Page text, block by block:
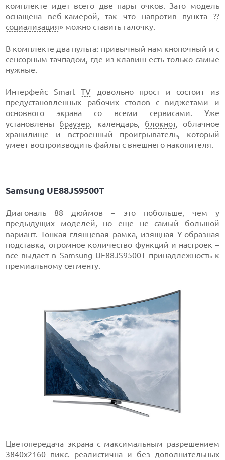
комплекте идет всего две пары очков. Зато модель
оснащена веб-камерой, так что напротив пункта ??
социализация» можно ставить галочку.
В комплекте два пульта: привычный нам кнопочный и с
сенсорнымтачпадом, где из клавиш есть только самые
нужные.
Интерфейс SmartTV довольно прост и состоит из
предустановленных рабочих столов с виджетами и
основного экрана со всеми сервисами. Уже
установлены браузер, календарь, блокнот, облачное
хранилище и встроенный проигрыватель, который
умеет воспроизводить файлы с внешнего накопителя.
Samsung UE88JS9500T
Диагональ 88 дюймов – это побольше, чем у
предыдущих моделей, но еще не самый большой
вариант. Тонкая глянцевая рамка, изящная Y-образная
подставка, огромное количество функций и настроек –
все выдает в Samsung UE88JS9500T принадлежность к
премиальному сегменту.
Цветопередача экрана с максимальным разрешением
3840х2160 пикс. реалистична и без дополнительных